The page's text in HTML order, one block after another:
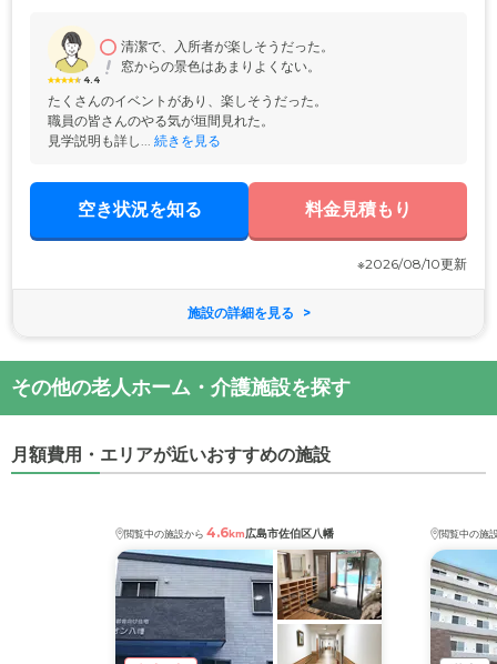
4.4
清潔で、入所者が楽しそうだった。
窓からの景色はあまりよくない。
たくさんのイベントがあり、楽しそうだった。
職員の皆さんのやる気が垣間見れた。
見学説明も詳し... 続きを見る
空き状況を知る 料金見積もり
※2026/08/10更新
施設の詳細を見る
その他の老人ホーム・介護施設を探す
月額費用・エリアが近いおすすめの施設
閲覧中の施設から 4.6km広島市佐伯区八幡 閲覧中の施